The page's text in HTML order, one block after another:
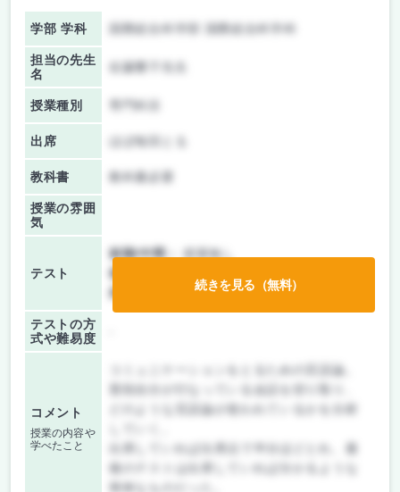
学部 学科 国際総合科学部 国際総合科学科
担当の先生
名
佐藤響子先生
授業種別
出席 ほぼ毎回とる
教科書 教科書必要
授業の雰囲
気
テスト
前期/中間：
授業無し
後期/期末：
教科書ノート持ち込み可
テストの方
式や難易度
コメント
授業の内容や
学べたこと
コミュニケーションをとるための言語論。
普段自分が行なっている会話を切り取り、
どのような言語論が使われているかを分析
後のテストは出席していれば分かるような
続きを見る（無料）